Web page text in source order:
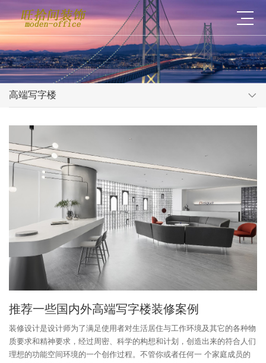
高端写字楼
推荐一些国内外高端写字楼装修案例
装修设计是设计师为了满足使用者对生活居住与工作环境及其它的各种物
质要求和精神要求，经过周密、科学的构想和计划，创造出来的符合人们
理想的功能空间环境的一个创作过程。不管你或者任何一 个家庭成员的